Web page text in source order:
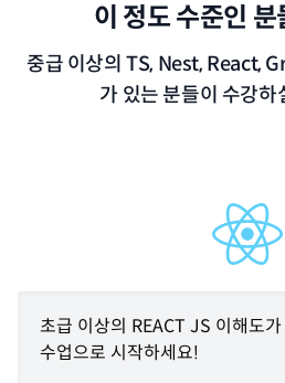
이 정도 수준인
중급 이상의 TS, Nest, React,
가 있는 분들이 수강하
초급 이상의 REACT JS 이해도
수업으로 시작하세요!